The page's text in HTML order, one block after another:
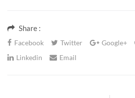
Share :
Facebook Twitter Google+
Linkedin
Email